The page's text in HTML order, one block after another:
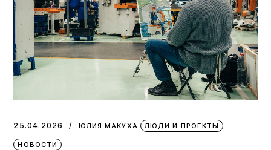
25.04.2026 ЮЛИЯ МАКУХА ЛЮДИ И ПРОЕКТЫ
НОВОСТИ